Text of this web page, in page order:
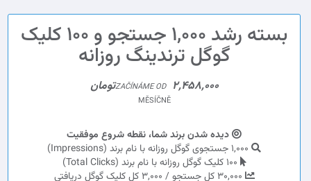
بسته رشد 1,000 جستجو و 100 کلیک
گوگل ترندینگ روزانه
ZAČÍNÁME OD 2,458,000تومان
MĚSÍČNĚ
دیده شدن برند شما، نقطه شروع موفقیت